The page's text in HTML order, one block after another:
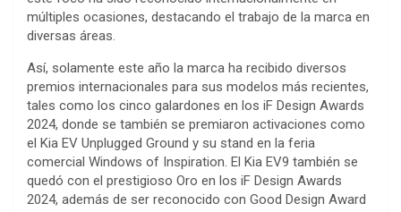
múltiples ocasiones, destacando el trabajo de la marca en
diversas áreas.
Así, solamente este año la marca ha recibido diversos
premios internacionales para sus modelos más recientes,
tales como los cinco galardones en los iF Design Awards
2024, donde se también se premiaron activaciones como
el Kia EV Unplugged Ground y su stand en la feria
comercial Windows of Inspiration. El Kia EV9 también se
quedó con el prestigioso Oro en los iF Design Awards
2024, además de ser reconocido con Good Design Award